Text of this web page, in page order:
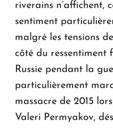
riverains n’affichent,
sentiment
malgré les tensions
côté du ressentiment
Russie pendant la
particulièrement
massacre de 2015
Valeri Permyakov,